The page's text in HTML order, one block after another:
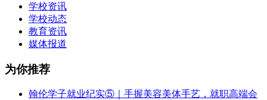
学校资讯
学校动态
教育资讯
媒体报道
为你推荐
翰伦学子就业纪实⑤｜手握美容美体手艺，就职高端会